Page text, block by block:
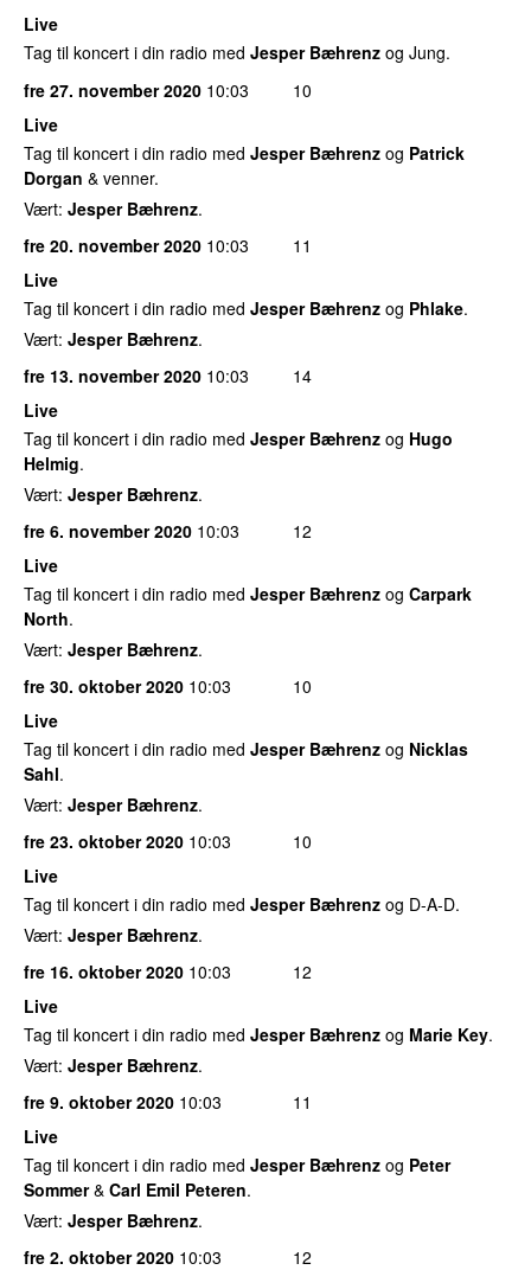
Live
Tag til koncert i din radio med Jesper Bæhrenz og Jung.
fre 27. november 2020 10:03
10
Live
Tag til koncert i din radio med Jesper Bæhrenz og Patrick
Dorgan & venner.
Vært: Jesper Bæhrenz.
fre 20. november 2020 10:03
11
Live
Tag til koncert i din radio med Jesper Bæhrenz og Phlake.
Vært: Jesper Bæhrenz.
fre 13. november 2020 10:03
14
Live
Tag til koncert i din radio med Jesper Bæhrenz og Hugo
Helmig.
Vært: Jesper Bæhrenz.
fre 6. november 2020 10:03
12
Live
Tag til koncert i din radio med Jesper Bæhrenz og Carpark
North.
Vært: Jesper Bæhrenz.
fre 30. oktober 2020 10:03
10
Live
Tag til koncert i din radio med Jesper Bæhrenz og Nicklas
Sahl.
Vært: Jesper Bæhrenz.
fre 23. oktober 2020 10:03
10
Live
Tag til koncert i din radio med Jesper Bæhrenz og D-A-D.
Vært: Jesper Bæhrenz.
fre 16. oktober 2020 10:03
12
Live
Tag til koncert i din radio med Jesper Bæhrenz og Marie Key.
Vært: Jesper Bæhrenz.
fre 9. oktober 2020 10:03
11
Live
Tag til koncert i din radio med Jesper Bæhrenz og Peter
Sommer& Carl Emil Peteren.
Vært: Jesper Bæhrenz.
fre 2. oktober 2020 10:03
12